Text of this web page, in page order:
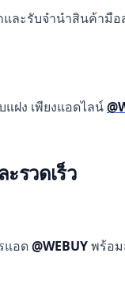
และรับจำนำสินค้า
ฝง เพียงแอดไลน์
รวดเร็ว
แอด@WEBUYพร้อม